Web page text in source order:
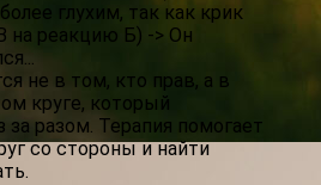
глухим, так как крик
на реакцию Б) -> Он
не в том, кто прав, а в
круге, который
за разом. Терапия помогает
со стороны и найти